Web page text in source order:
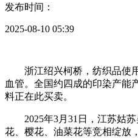
发布时间：
2025-08-10 05:39
浙江绍兴柯桥，纺织品使用
血管。全国约四成的印染产能
料正在此买卖。
2025年3月31日，江苏姑苏
花、樱花、油菜花等竞相绽放